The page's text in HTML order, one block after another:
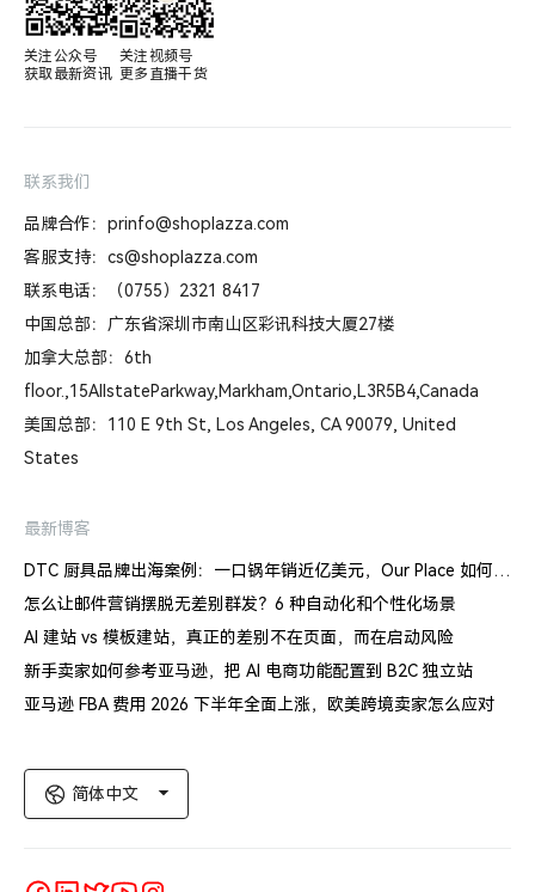
关注公众号
获取最新资讯
关注视频号
更多直播干货
联系我们
品牌合作：prinfo@shoplazza.com
客服支持：cs@shoplazza.com
联系电话：（0755）2321 8417
中国总部：广东省深圳市南山区彩讯科技大厦27楼
加拿大总部：6th
floor.,15AllstateParkway,Markham,Ontario,L3R5B4,Canada
美国总部：110 E 9th St, Los Angeles, CA 90079, United
States
最新博客
DTC 厨具品牌出海案例：一口锅年销近亿美元，Our Place 如何建立信任体系
怎么让邮件营销摆脱无差别群发？6 种自动化和个性化场景
AI 建站 vs 模板建站，真正的差别不在页面，而在启动风险
新手卖家如何参考亚马逊，把 AI 电商功能配置到 B2C 独立站
亚马逊 FBA 费用 2026 下半年全面上涨，欧美跨境卖家怎么应对
简体中文